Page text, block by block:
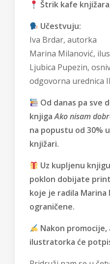
Štrik kafe
Učestvuju:
Iva Brdar, autorka
Marina Milanović,
Ljubica Pupezin,
odgovorna urednica
Od danas pa sve
knjigaAko nisam
na popustu od 30%
knjižari.
Uz kupljenu
poklon dobijate
koje je radila Marina
ograničene.
Nakon
ilustratorka će